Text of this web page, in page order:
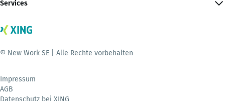
Services
© New Work SE | Alle Rechte vorbehalten
Impressum
AGB
Datenschutz bei XING